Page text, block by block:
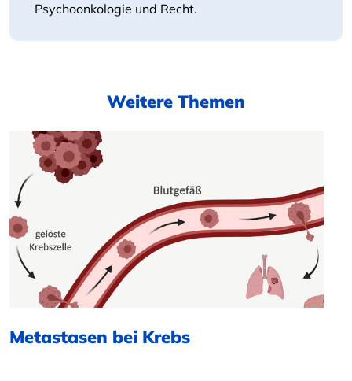
Psychoonkologie und Recht.
Weitere Themen
Metastasen bei Krebs